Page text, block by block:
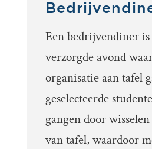
Een bedrijvendiner
verzorgde avond
organisatie aan tafel
geselecteerde
gangen door
van tafel, waardoor